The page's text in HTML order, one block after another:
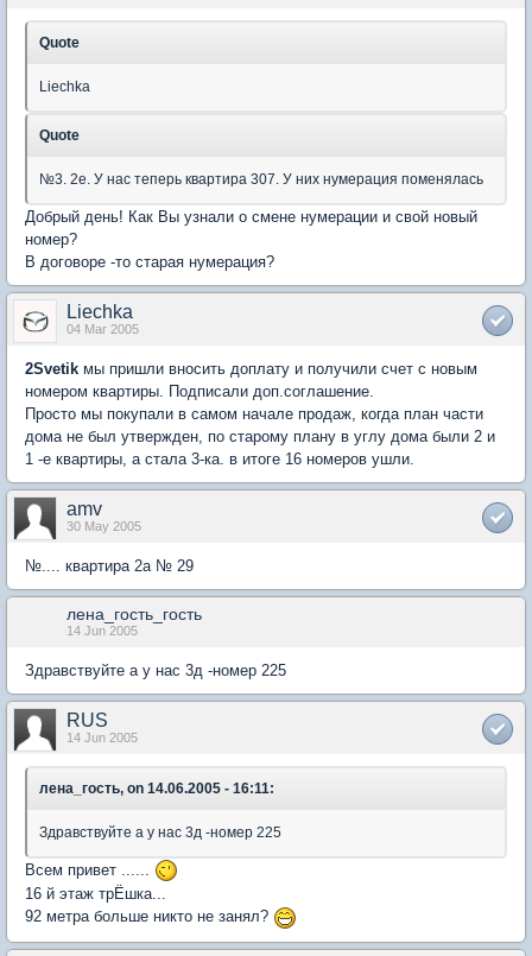
Quote
Liechka
Quote
№3. 2е. У нас теперь квартира 307. У них нумерация поменялась
Добрый день! Как Вы узнали о смене нумерации и свой новый
номер?
В договоре -то старая нумерация?
Liechka
04 Mar 2005
2Svetik мы пришли вносить доплату и получили счет с новым
номером квартиры. Подписали доп.соглашение.
Просто мы покупали в самом начале продаж, когда план части
дома не был утвержден, по старому плану в углу дома были 2 и
1 -е квартиры, а стала 3-ка. в итоге 16 номеров ушли.
amv
30 May 2005
№.... квартира 2а № 29
лена_гость_гость
14 Jun 2005
Здравствуйте а у нас 3д -номер 225
RUS
14 Jun 2005
лена_гость, on 14.06.2005 - 16:11:
Здравствуйте а у нас 3д -номер 225
Всем привет ......
16 й этаж трЁшка...
92 метра больше никто не занял?